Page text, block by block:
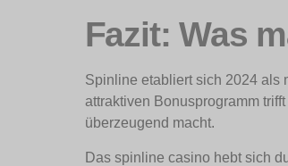
Fazit: Was
Spinline etabliert sich 2024 als
attraktiven Bonusprogramm
überzeugend macht.
Das spinline casino hebt sich